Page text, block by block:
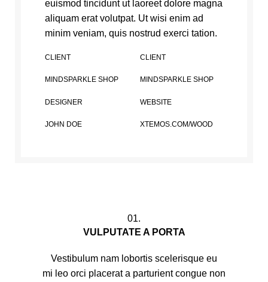
euismod tincidunt ut laoreet dolore magna
aliquam erat volutpat. Ut wisi enim ad
minim veniam, quis nostrud exerci tation.
CLIENT
MINDSPARKLE SHOP
CLIENT
MINDSPARKLE SHOP
DESIGNER
JOHN DOE
WEBSITE
XTEMOS.COM/WOOD
01.
VULPUTATE A PORTA
Vestibulum nam lobortis scelerisque eu
mi leo orci placerat a parturient congue non